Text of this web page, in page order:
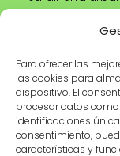
Para ofrecer las
las cookies para
dispositivo. El
procesar datos
identificaciones
consentimiento,
características y
Tienda
Productos
recomendados
Herramientas